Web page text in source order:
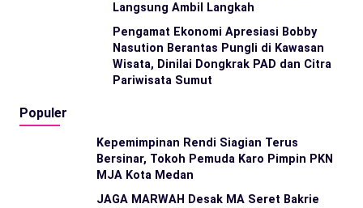
Langsung Ambil Langkah
Pengamat Ekonomi Apresiasi Bobby
Nasution Berantas Pungli di Kawasan
Wisata, Dinilai Dongkrak PAD dan Citra
Pariwisata Sumut
Populer
Kepemimpinan Rendi Siagian Terus
Bersinar, Tokoh Pemuda Karo Pimpin PKN
MJA Kota Medan
JAGA MARWAH Desak MA Seret Bakrie